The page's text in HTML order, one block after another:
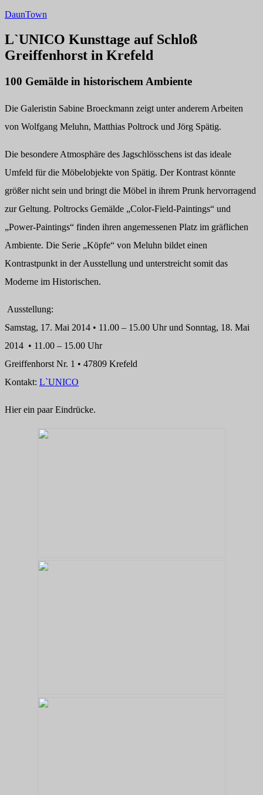
Zum
springen
DaunTown
L`UNICO Kunsttage auf Schloß
Greiffenhorst in Krefeld
100 Gemälde in historischem Ambiente
Die Galeristin Sabine Broeckmann zeigt unter anderem Arbeiten
von Wolfgang Meluhn, Matthias Poltrock und Jörg Spätig.
Die besondere Atmosphäre des Jagschlösschens ist das ideale
Umfeld für die Möbelobjekte von Spätig. Der Kontrast könnte
größer nicht sein und bringt die Möbel in ihrem Prunk hervorragend
zur Geltung. Poltrocks Gemälde „Color-Field-Paintings“ und
„Power-Paintings“ finden ihren angemessenen Platz im gräflichen
Ambiente. Die Serie „Köpfe“ von Meluhn bildet einen
Kontrastpunkt in der Ausstellung und unterstreicht somit das
Moderne im Historischen.
Ausstellung:
Samstag, 17. Mai 2014 • 11.00 – 15.00 Uhr und Sonntag, 18. Mai
2014 • 11.00 – 15.00 Uhr
Greiffenhorst Nr. 1 • 47809 Krefeld
Kontakt: L`UNICO
Hier ein paar Eindrücke.